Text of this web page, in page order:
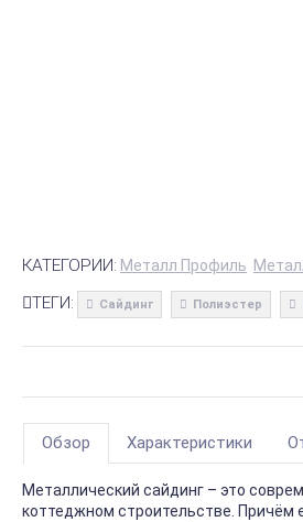
КАТЕГОРИИ: Металл Профиль
ТЕГИ: Сайдинг Полиэстер
Обзор Характеристики
Металлический сайдинг – это
коттеджном строительстве. Причём